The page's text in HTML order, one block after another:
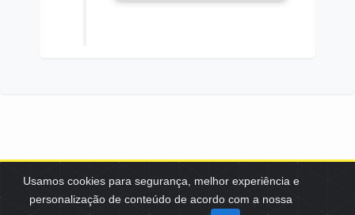
Usamos cookies para segurança, melhor experiência e
personalização de conteúdo de acordo com a nossa
SCES, TRECHO 02, LOTE 22 CEP: 70200-002 | BRASÍLIA (DF) | +55